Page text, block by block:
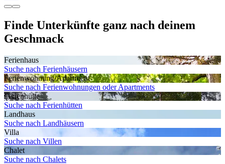
Finde Unterkünfte ganz nach deinem
Geschmack
Ferienhaus
Suche nach Ferienhäusern
Ferienwohnung/Apartment
Suche nach Ferienwohnungen oder Apartments
Ferienhütte
Suche nach Ferienhütten
Landhaus
Suche nach Landhäusern
Villa
Suche nach Villen
Chalet
Suche nach Chalets